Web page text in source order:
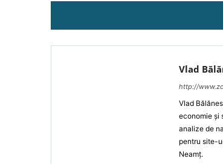
Vlad
http://
Vlad
economie și
analize de
pentru site-
Neamț.